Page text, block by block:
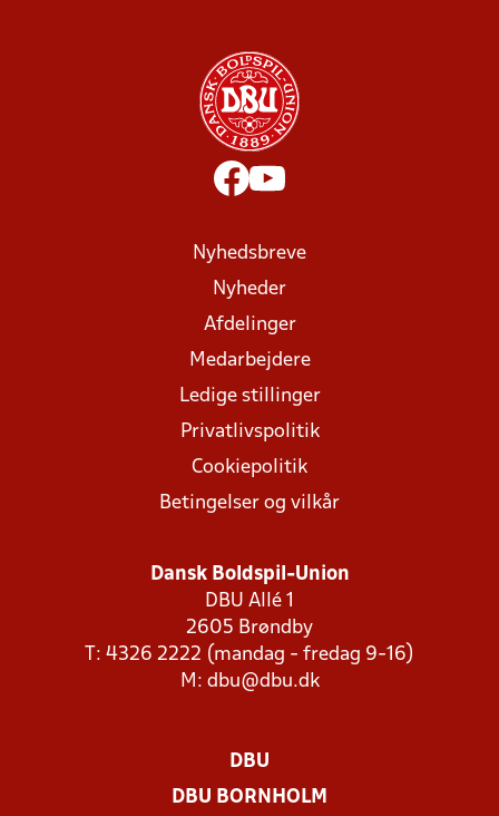
Nyhedsbreve
Nyheder
Afdelinger
Medarbejdere
Ledige stillinger
Privatlivspolitik
Cookiepolitik
Betingelser og vilkår
Dansk Boldspil-Union
DBU Allé 1
2605 Brøndby
T: 4326 2222 (mandag - fredag 9-16)
M: dbu@dbu.dk
DBU
DBU BORNHOLM